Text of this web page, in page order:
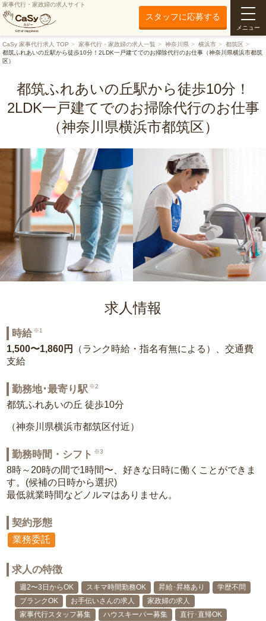
家事代行・家政婦の求人サイト
スタッフに応募する
メニュー
CaSy 家事代行求人 TOP 家事代行・家政婦の求人一覧 神奈川県 横浜市
都筑区
都筑ふれあいの丘駅から徒歩10分！2LDK一戸建てでのお掃除代行のお仕事（神奈川県横浜市都筑
区）
都筑ふれあいの丘駅から徒歩10分！
2LDK一戸建てでのお掃除代行のお仕事
（神奈川県横浜市都筑区）
求人情報
時給 ※1
1,500〜1,860円
（ランク時給・指名有無による）、交通費
支給
勤務地･最寄り駅 ※2
都筑ふれあいの丘 徒歩10分
（神奈川県横浜市都筑区付近）
勤務時間・シフト ※3
8時～20時の間で1時間〜、好きな日時に働くことができま
す。(候補の日時から選択)
最低就業時間などノルマはありません。
契約形態
業務委託
求人の特徴
週2〜3日からOK スキマ時間勤務OK 昇給･昇格あり
学歴不問
ブランクOK
お手伝いさんの求人
家政婦の求人
家事代行スタッフ募集
ハウスキーパー募集 直行･直帰OK